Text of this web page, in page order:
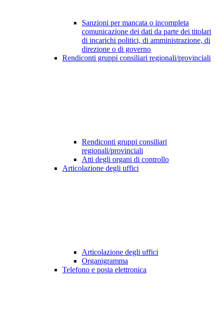
Sanzioni per mancata o incompleta
comunicazione dei dati da parte dei titolari
di incarichi politici, di amministrazione, di
direzione o di governo
Rendiconti gruppi consiliari regionali/provinciali
Rendiconti gruppi consiliari
regionali/provinciali
Atti degli organi di controllo
Articolazione degli uffici
Articolazione degli uffici
Organigramma
Telefono e posta elettronica